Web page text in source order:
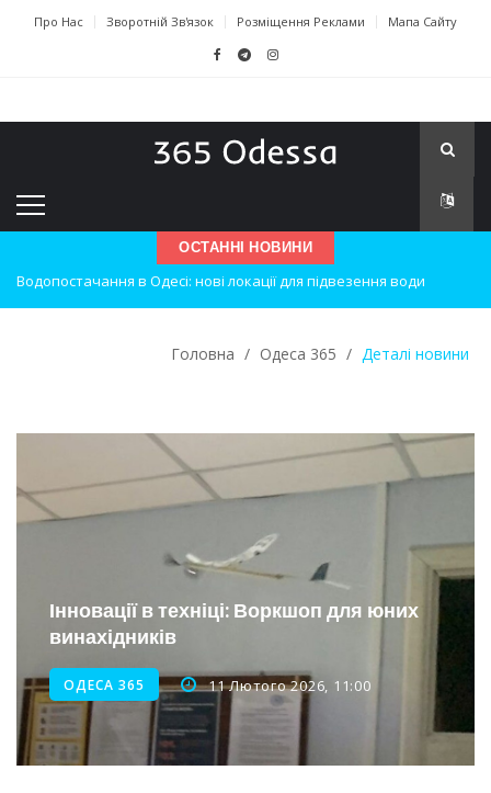
Про Нас Зворотній Зв'язок Розміщення Реклами Мапа Сайту
ОСТАННІ НОВИНИ
Нічна атака на Одесу: наслідки вибухів
Новини з Зимової школи інсульту в Швейцарії
Інтеграція ветеранів в українське суспільство
Нічна атака на Одесу: наслідки обстрілу
Енергетична підтримка для Одеси
Водопостачання в Одесі: нові локації для підвезення води
Головна / Одеса 365 / Деталі новини
Інновації в техніці: Воркшоп для юних
винахідників
ОДЕСА 365 11 Лютого 2026, 11:00